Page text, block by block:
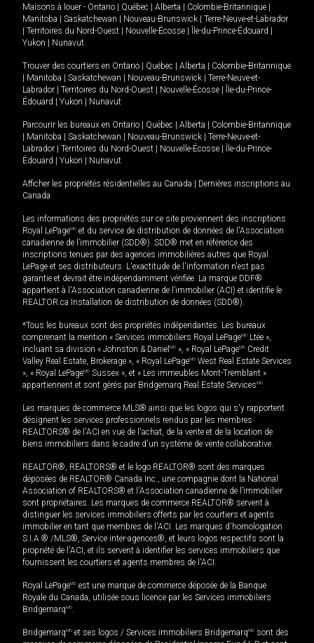
Maisons à louer - Ontario Québec Alberta Colombie-Britannique
Manitoba
Saskatchewan Nouveau-Brunswick
Terre-Neuve-et-Labrador
Territoires du Nord-Ouest Nouvelle-Écosse Île-du-Prince-Édouard
Yukon
Nunavut.
Trouver des courtiers en Ontario Québec Alberta
Colombie-Britannique
Manitoba Saskatchewan Nouveau-Brunswick
Terre-Neuve-et-
Labrador
Territoires du Nord-Ouest Nouvelle-Écosse
Île-du-Prince-
Édouard
Yukon Nunavut
Parcourir les bureaux en Ontario Québec Alberta
Colombie-Britannique
Manitoba Saskatchewan Nouveau-Brunswick
Terre-Neuve-et-
Labrador
Territoires du Nord-Ouest Nouvelle-Écosse
Île-du-Prince-
Édouard
Yukon Nunavut
Afficher les propriétés résidentielles au Canada
Dernières inscriptions au
Canada
Les informations des propriétés sur ce site proviennent des inscriptions
Royal LePageMD et du service de distribution de données de l'Association
canadienne de l’immobilier (SDD®). SDD® met en référence des
inscriptions tenues par des agences immobilières autres que Royal
LePage et ses distributeurs. L'exactitude de l'information n'est pas
garantie et devrait être indépendamment vérifiée. La marque DDF®
appartient à l'Association canadienne de l’immobilier (ACI) et identifie le
REALTOR.ca Installation de distribution de données (SDD®).
*Tous les bureaux sont des propriétés indépendantes. Les bureaux
comprenant la mention « Services immobiliers Royal LePageMD Ltée »,
incluant sa division « Johnston & Daniel MD », « Royal LePageMD Credit
Valley Real Estate, Brokerage », « Royal LePageMD West Real Estate Services
», « Royal LePageMD Sussex », et « Les immeubles Mont-Tremblant »
appartiennent et sont gérés par Bridgemarq Real Estate ServicesMD.
Les marques de commerce MLS® ainsi que les logos qui s'y rapportent
désignent les services professionnels rendus par les membres
REALTORS® de l'ACI en vue de l'achat, de la vente et de la location de
biens immobiliers dans le cadre d'un système de vente collaborative.
REALTOR®, REALTORS® et le logo REALTOR® sont des marques
déposées de REALTOR® Canada Inc., une compagnie dont la National
Association of REALTORS® et l'Association canadienne de l’immobilier
sont propriétaires. Les marques de commerce REALTOR® servent à
distinguer les services immobiliers offerts par les courtiers et agents
immobilier en tant que membres de l'ACI. Les marques d'homologation
S.I.A.® /MLS®, Service inter-agences®, et leurs logos respectifs sont la
propriété de l'ACI, et ils servent à identifier les services immobiliers que
fournissent les courtiers et agents membres de l'ACI.
Royal LePageMD est une marque de commerce déposée de la Banque
Royale du Canada, utilisée sous licence par les Services immobiliers
BridgemarqMD.
BridgemarqMD et ses logos / Services immobiliers BridgemarqMD sont des